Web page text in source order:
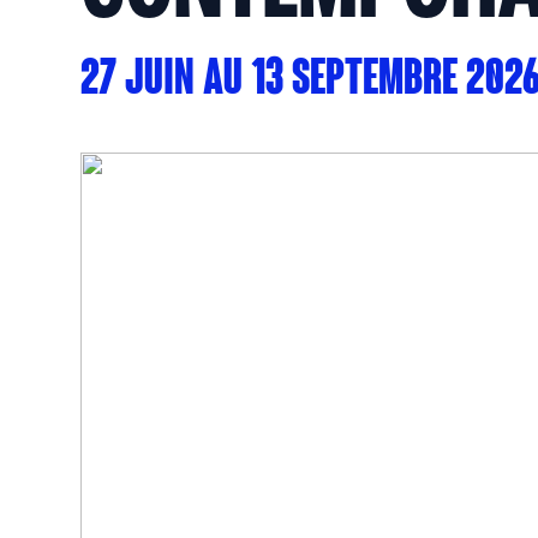
27 JUIN AU 13 SEPTEMBRE